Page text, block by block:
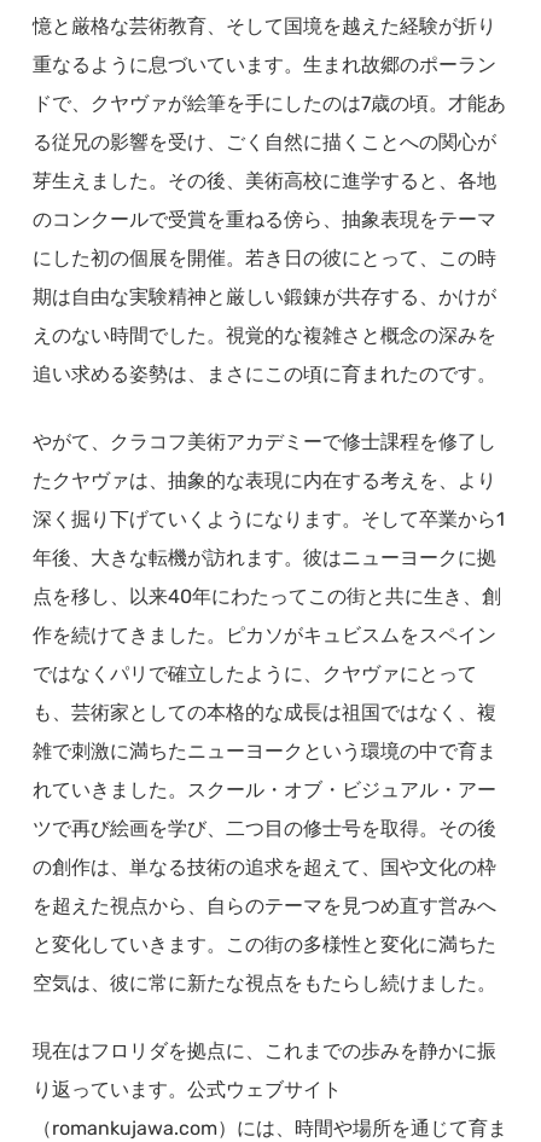
憶と厳格な芸術教育、そして国境を越えた経験が折り
重なるように息づいています。生まれ故郷のポーラン
ドで、クヤヴァが絵筆を手にしたのは7歳の頃。才能あ
る従兄の影響を受け、ごく自然に描くことへの関心が
芽生えました。その後、美術高校に進学すると、各地
のコンクールで受賞を重ねる傍ら、抽象表現をテーマ
にした初の個展を開催。若き日の彼にとって、この時
期は自由な実験精神と厳しい鍛錬が共存する、かけが
えのない時間でした。視覚的な複雑さと概念の深みを
追い求める姿勢は、まさにこの頃に育まれたのです。
やがて、クラコフ美術アカデミーで修士課程を修了し
たクヤヴァは、抽象的な表現に内在する考えを、より
深く掘り下げていくようになります。そして卒業から1
年後、大きな転機が訪れます。彼はニューヨークに拠
点を移し、以来40年にわたってこの街と共に生き、創
作を続けてきました。ピカソがキュビスムをスペイン
ではなくパリで確立したように、クヤヴァにとって
も、芸術家としての本格的な成長は祖国ではなく、複
雑で刺激に満ちたニューヨークという環境の中で育ま
れていきました。スクール・オブ・ビジュアル・アー
ツで再び絵画を学び、二つ目の修士号を取得。その後
の創作は、単なる技術の追求を超えて、国や文化の枠
を超えた視点から、自らのテーマを見つめ直す営みへ
と変化していきます。この街の多様性と変化に満ちた
空気は、彼に常に新たな視点をもたらし続けました。
現在はフロリダを拠点に、これまでの歩みを静かに振
り返っています。公式ウェブサイト
（romankujawa.com）には、時間や場所を通じて育ま